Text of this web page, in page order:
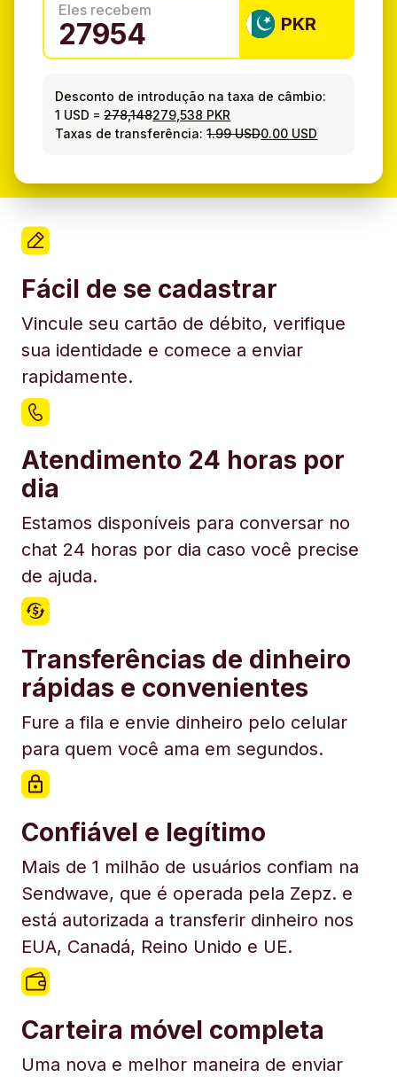
Eles recebem
PKR
Desconto de introdução na taxa de câmbio:
1 USD =278,148279,538 PKR
Taxas de transferência:1.99 USD0.00 USD
Fácil de se cadastrar
Vincule seu cartão de débito, verifique
sua identidade e comece a enviar
rapidamente.
Atendimento 24 horas por
dia
Estamos disponíveis para conversar no
chat 24 horas por dia caso você precise
de ajuda.
Transferências de dinheiro
rápidas e convenientes
Fure a fila e envie dinheiro pelo celular
para quem você ama em segundos.
Confiável e legítimo
Mais de 1 milhão de usuários confiam na
Sendwave, que é operada pela Zepz. e
está autorizada a transferir dinheiro nos
EUA, Canadá, Reino Unido e UE.
Carteira móvel completa
Uma nova e melhor maneira de enviar